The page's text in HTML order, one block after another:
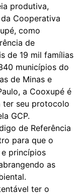
produtiva,
Cooperativa
como
de
de 19 mil famílias
municípios do
de Minas e
a Cooxupé é
ter seu protocolo
GCP.
de Referência
para que o
princípios
as
ter o